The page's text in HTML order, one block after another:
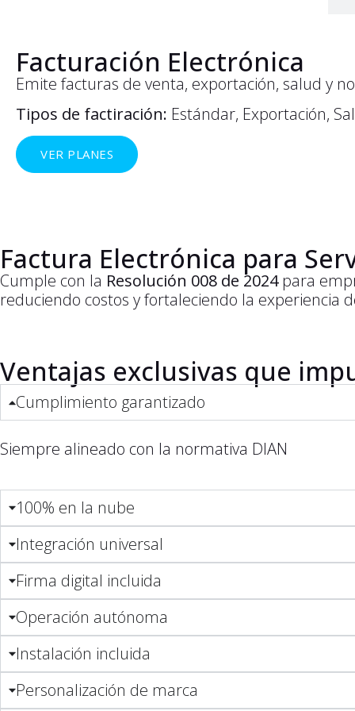
Facturación Electrónica
Emite facturas de venta, exportación, salud y
Tipos de factiración: Estándar, Exportación,
VER PLANES
Factura Electrónica para
Cumple con la Resolución 008 de 2024para
reduciendo costos y fortaleciendo la experiencia
Ventajas exclusivas que
Cumplimiento garantizado
Siempre alineado con la normativa DIAN
100% en la nube
Integración universal
Firma digital incluida
Operación autónoma
Instalación incluida
Personalización de marca